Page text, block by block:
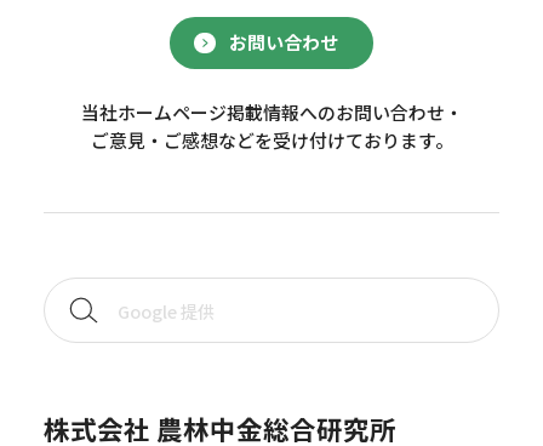
お問い合わせ
当社ホームページ掲載情報へのお問い合わせ・
ご意見・ご感想などを受け付けております。
株式会社 農林中金総合研究所